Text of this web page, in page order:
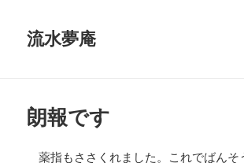
流水夢庵
朗報です
薬指もささくれました。これでばんそ